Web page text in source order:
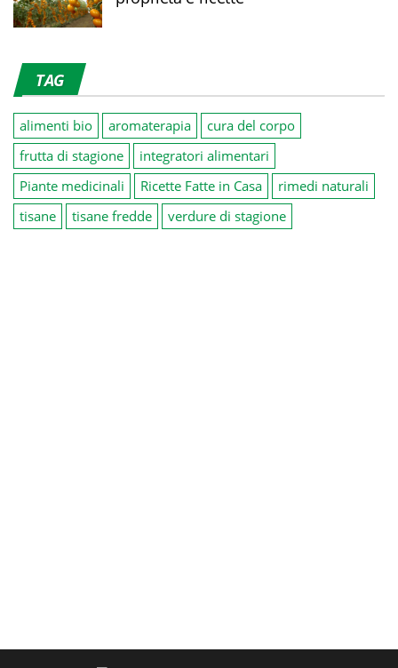
TAG
alimenti bio aromaterapia
cura del corpo
frutta di stagione
integratori alimentari
Piante medicinali
Ricette Fatte in Casa
rimedi naturali
tisane
tisane fredde verdure di stagione